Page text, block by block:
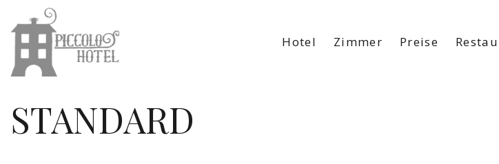
Hotel Zimmer Preise
STANDARD